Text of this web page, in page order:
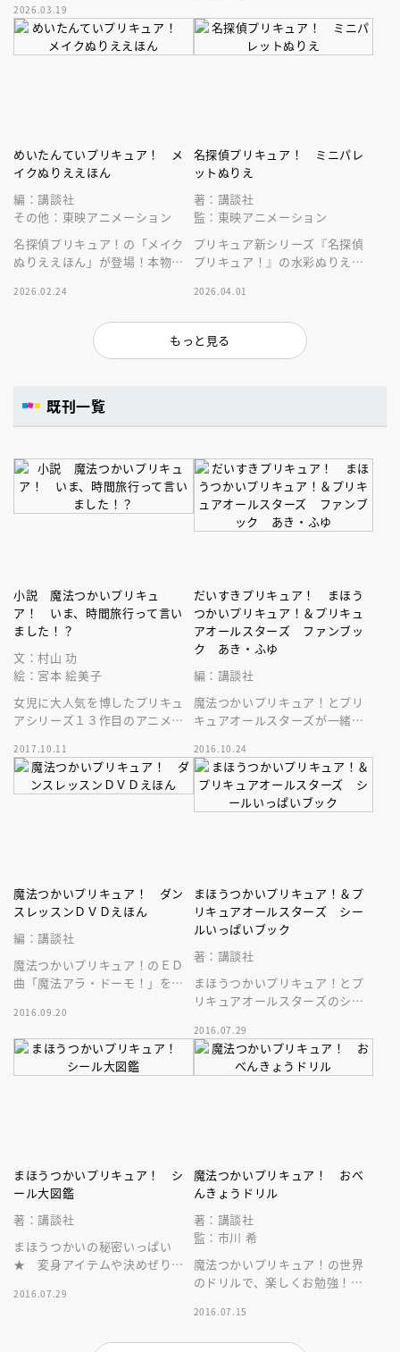
合！ 豪華なキラキラホロシー
ルがたっぷり！
2026.03.19
めいたんていプリキュア！ メ
イクぬりええほん
編：講談社
その他：東映アニメーション
名探偵プリキュア！の「メイク
ぬりええほん」が登場！本物み
しちゃお！
2026.02.24
名探偵プリキュア！ ミニパレ
ットぬりえ
著：講談社
監：東映アニメーション
プリキュア新シリーズ『名探偵
プリキュア！』の水彩ぬりえが
枚＆水彩絵の具１２色と絵筆つ
2026.04.01
もっと見る
既刊一覧
小説 魔法つかいプリキュ
ア！ いま、時間旅行って言い
ました！？
文：村山 功
絵：宮本 絵美子
女児に大人気を博したプリキュ
アシリーズ１３作目のアニメ
小学生向けオリジナル小説で
す。
2017.10.11
だいすきプリキュア！ まほう
つかいプリキュア！＆プリキュ
アオールスターズ ファンブッ
ク あき・ふゆ
編：講談社
魔法つかいプリキュア！とプリ
キュアオールスターズが一緒に
ーン特別版も付録についてる
よ！
2016.10.24
魔法つかいプリキュア！ ダン
スレッスンＤＶＤえほん
編：講談社
魔法つかいプリキュア！のＥＤ
曲「魔法アラ・ドーモ！」をダ
で、誰でもダンスが覚えられち
ゃう！
2016.09.20
まほうつかいプリキュア！＆プ
リキュアオールスターズ シー
ルいっぱいブック
著：講談社
まほうつかいプリキュア！とプ
リキュアオールスターズのシー
えシールなど、遊べる要素もい
っぱい！
2016.07.29
まほうつかいプリキュア！ シ
ール大図鑑
著：講談社
まほうつかいの秘密いっぱい
★ 変身アイテムや決めぜりふ
おう♪
2016.07.29
魔法つかいプリキュア！ おべ
んきょうドリル
著：講談社
監：市川 希
魔法つかいプリキュア！の世界
のドリルで、楽しくお勉強！
て、お子様の「考える力」を育
2016.07.15